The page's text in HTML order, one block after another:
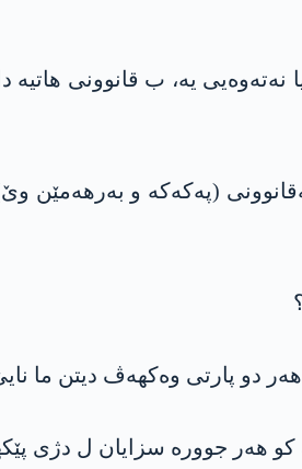
یە، ب قانوونی
(پەکەکە و بەرھەمێن
پارتی وەکھەڤ دیتن ما نایێ
ھەر جوورە سزایان ل دژی